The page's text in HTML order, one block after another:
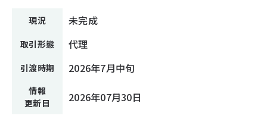
現況 未完成
取引形態 代理
引渡時期 2026年7月中旬
情報
更新日
2026年07月30日